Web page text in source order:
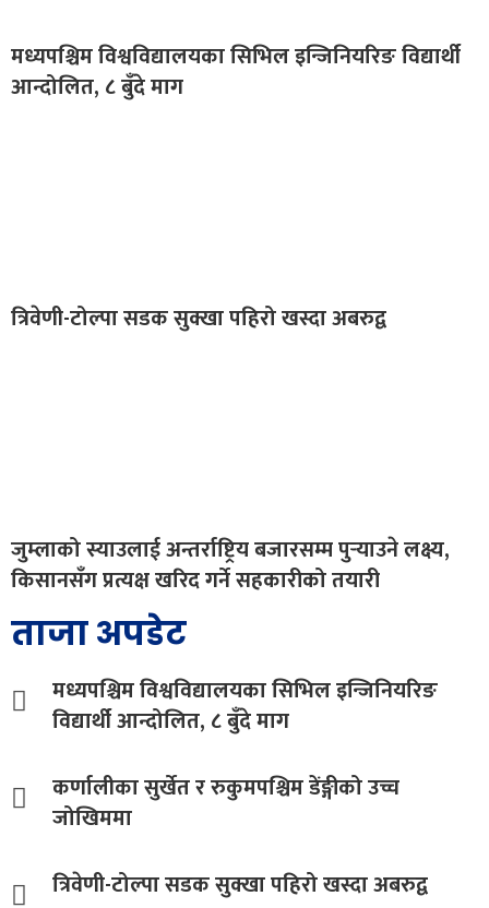
मध्यपश्चिम विश्वविद्यालयका सिभिल इन्जिनियरिङ विद्यार्थी
आन्दोलित, ८ बुँदे माग
त्रिवेणी-टोल्पा सडक सुक्खा पहिरो खस्दा अबरुद्व
जुम्लाको स्याउलाई अन्तर्राष्ट्रिय बजारसम्म पुर्‍याउने लक्ष्य,
किसानसँग प्रत्यक्ष खरिद गर्ने सहकारीको तयारी
ताजा अपडेट
मध्यपश्चिम विश्वविद्यालयका सिभिल इन्जिनियरिङ
विद्यार्थी आन्दोलित, ८ बुँदे माग
कर्णालीका सुर्खेत र रुकुमपश्चिम डेंङ्गीको उच्च
जोखिममा
त्रिवेणी-टोल्पा सडक सुक्खा पहिरो खस्दा अबरुद्व